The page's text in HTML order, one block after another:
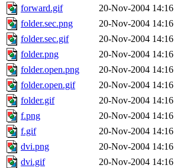
forward.gif 20-Nov-2004 14:16
folder.sec.png
20-Nov-2004 14:16
folder.sec.gif
20-Nov-2004 14:16
folder.png
20-Nov-2004 14:16
folder.open.png
20-Nov-2004 14:16
folder.open.gif
20-Nov-2004 14:16
folder.gif
20-Nov-2004 14:16
f.png
20-Nov-2004 14:16
f.gif
20-Nov-2004 14:16
dvi.png
20-Nov-2004 14:16
dvi.gif
20-Nov-2004 14:16